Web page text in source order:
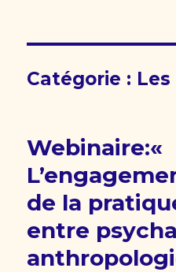
Catégorie :
Webinaire:«
de la
entre